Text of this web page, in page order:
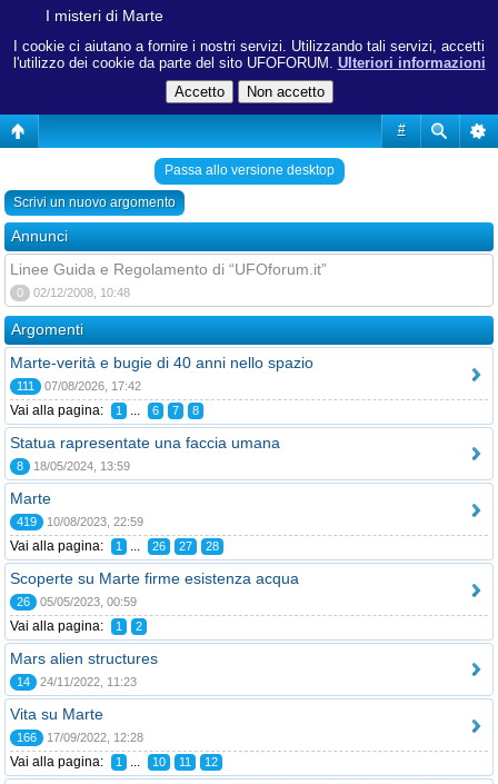
I cookie ci aiutano a fornire i nostri servizi. Utilizzando tali servizi, accetti
l'utilizzo dei cookie da parte del sito UFOFORUM. Ulteriori informazioni
#
I misteri di Marte
Passa allo versione desktop
Scrivi un nuovo argomento
Annunci
Linee Guida e Regolamento di “UFOforum.it”
0 02/12/2008, 10:48
Argomenti
Marte-verità e bugie di 40 anni nello spazio
111 07/08/2026, 17:42
Vai alla pagina: 1 ... 6 7 8
Statua rapresentate una faccia umana
8 18/05/2024, 13:59
Marte
419 10/08/2023, 22:59
Vai alla pagina: 1 ... 26 27 28
Scoperte su Marte firme esistenza acqua
26 05/05/2023, 00:59
Vai alla pagina: 1 2
Mars alien structures
14 24/11/2022, 11:23
Vita su Marte
166 17/09/2022, 12:28
Vai alla pagina: 1 ... 10 11 12